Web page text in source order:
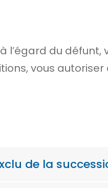
à l’égard du défunt,
vous
de la